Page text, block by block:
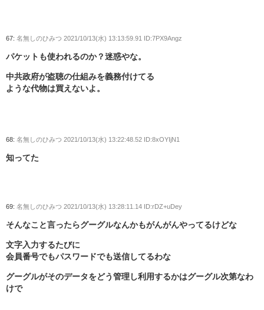
67: 名無しのひみつ 2021/10/13(水) 13:13:59.91 ID:7PX9Angz
パケットも使われるのか？迷惑やな。
中共政府が盗聴の仕組みを義務付けてる
ような代物は買えないよ。
68: 名無しのひみつ 2021/10/13(水) 13:22:48.52 ID:8xOYIjN1
知ってた
69: 名無しのひみつ 2021/10/13(水) 13:28:11.14 ID:rDZ+uDey
そんなこと言ったらグーグルなんかもがんがんやってるけどな
文字入力するたびに
会員番号でもパスワードでも送信してるわな
グーグルがそのデータをどう管理し利用するかはグーグル次第なわ
けで